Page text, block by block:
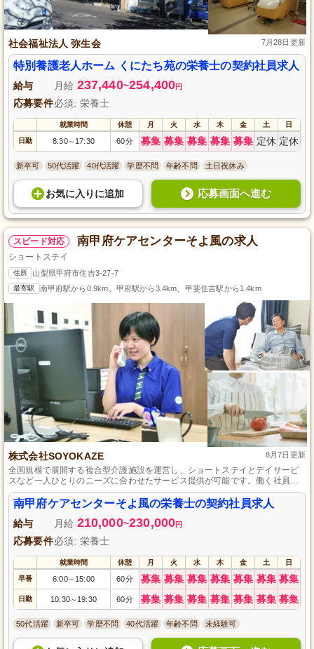
社会福祉法人 弥生会 7月28日更新
特別養護老人ホーム くにたち苑の栄養士の契約社員求人
給与 月給 237,440~254,400円
応募要件必須: 栄養士
就業時間 休憩 月 火 水 木 金 土 日
日勤 8:30～ 17:30 60分 募集 募集 募集 募集 募集 定休 定休
新卒可 50代活躍 40代活躍 学歴不問 年齢不問 土日祝休み
お気に入り に追加 応募画面へ進む
スピード対応 南甲府ケアセンターそよ風の求人
ショートステイ
住所 山梨県甲府市住吉3-27-7
最寄駅 南甲府駅から0.9km、甲府駅から3.4km、甲斐住吉駅から1.4km
株式会社SOYOKAZE 8月7日更新
全国規模で展開する複合型介護施設を運営し、ショートステイとデイサービ
スなど一人ひとりのニーズに合わせたサービス提供が可能です。働く社員一
人ひとりのホスピタリティが当社を支え、社員向けには、介護保険改定や医
療スキルなどを学べる研修制度も充実、明るく元気な方のチャレンジを応援
します。
南甲府ケアセンターそよ風の栄養士の契約社員求人
給与 月給 210,000~230,000円
応募要件必須: 栄養士
就業時間 休憩 月 火 水 木 金 土 日
早番 6:00～ 15:00 60分 募集 募集 募集 募集 募集 募集 募集
日勤 10:30～ 19:30 60分 募集 募集 募集 募集 募集 募集 募集
50代活躍 新卒可 学歴不問 40代活躍 年齢不問 未経験可